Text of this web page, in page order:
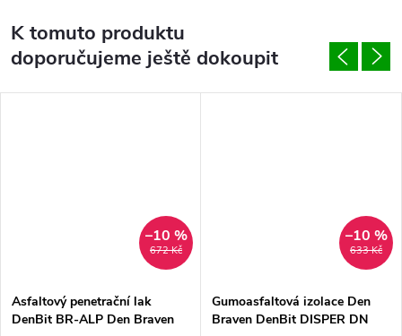
K tomuto produktu
doporučujeme ještě dokoupit
672 Kč
–10 %
Asfaltový penetrační lak
DenBit BR-ALP Den Braven
633 Kč
–10 %
Gumoasfaltová izolace Den
Braven DenBit DISPER DN